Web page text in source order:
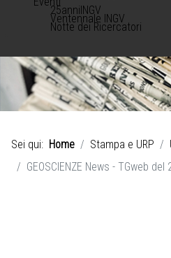
25anniINGV
Ventennale INGV
Notte dei Ricercatori
Sei qui: Home Stampa e URP
GEOSCIENZE News - TGweb